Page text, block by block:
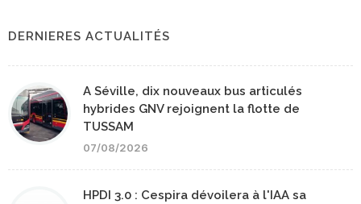
DERNIERES ACTUALITÉS
A Séville, dix nouveaux bus articulés
hybrides GNV rejoignent la flotte de
TUSSAM
07/08/2026
HPDI 3.0 : Cespira dévoilera à l'IAA sa